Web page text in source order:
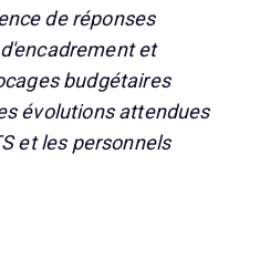
de réponses
et
budgétaires
évolutions attendues
et les personnels